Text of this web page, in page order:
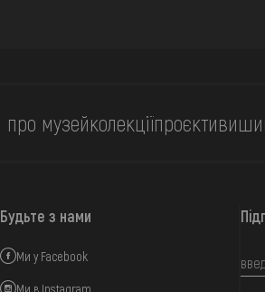
про музейколекціїпроєкти
Будьте з нами
Ми у Facebook
Ми в Instagram